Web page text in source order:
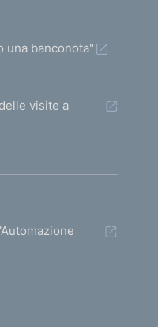
una banconota"
visite a